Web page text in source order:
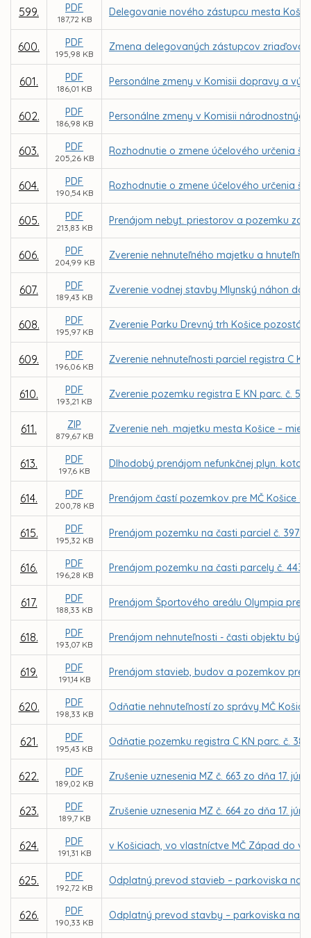
599. PDF
187,72 KB
Delegovanie nového zástupcu mesta
600. PDF
195,98 KB
Zmena delegovaných zástupcov
601. PDF
186,01 KB
Personálne zmeny v Komisii dopravy a
602. PDF
186,98 KB
Personálne zmeny v Komisii
603. PDF
205,26 KB
Rozhodnutie o zmene účelového určenia
604. PDF
190,54 KB
Rozhodnutie o zmene účelového určenia
605. PDF
213,83 KB
Prenájom nebyt. priestorov a pozemku za
606. PDF
204,99 KB
Zverenie nehnuteľného majetku a
607. PDF
189,43 KB
Zverenie vodnej stavby Mlynský náhon do
608. PDF
195,97 KB
Zverenie Parku Drevný trh Košice
609. PDF
196,06 KB
Zverenie nehnuteľnosti parciel registra C
610. PDF
193,21 KB
Zverenie pozemku registra E KN parc. č.
611. ZIP
879,67 KB
Zverenie neh. majetku mesta Košice –
613. PDF
197,6 KB
Dlhodobý prenájom nefunkčnej plyn.
614. PDF
200,78 KB
Prenájom častí pozemkov pre MČ Košice
615. PDF
195,32 KB
Prenájom pozemku na časti parciel č.
616. PDF
196,28 KB
Prenájom pozemku na časti parcely č.
617. PDF
188,33 KB
Prenájom Športového areálu Olympia pre
618. PDF
193,07 KB
Prenájom nehnuteľnosti - časti objektu
619. PDF
191,14 KB
Prenájom stavieb, budov a pozemkov pre
620. PDF
198,33 KB
Odňatie nehnuteľností zo správy MČ
621. PDF
195,43 KB
Odňatie pozemku registra C KN parc. č.
622. PDF
189,02 KB
Zrušenie uznesenia MZ č. 663 zo dňa 17.
623. PDF
189,7 KB
Zrušenie uznesenia MZ č. 664 zo dňa 17.
624. PDF
191,31 KB
v Košiciach, vo vlastníctve MČ Západ do
625. PDF
192,72 KB
Odplatný prevod stavieb – parkoviska na
626. PDF
190,33 KB
Odplatný prevod stavby – parkoviska na